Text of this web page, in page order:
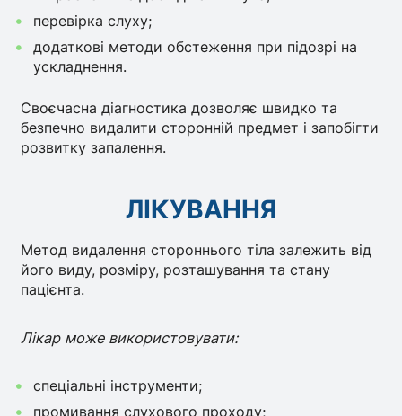
перевірка слуху;
додаткові методи обстеження при підозрі на
ускладнення.
Своєчасна діагностика дозволяє швидко та
безпечно видалити сторонній предмет і запобігти
розвитку запалення.
ЛІКУВАННЯ
Метод видалення стороннього тіла залежить від
його виду, розміру, розташування та стану
пацієнта.
Лікар може використовувати:
спеціальні інструменти;
промивання слухового проходу;